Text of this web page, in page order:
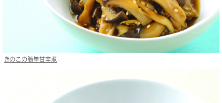
きのこの簡単甘辛煮